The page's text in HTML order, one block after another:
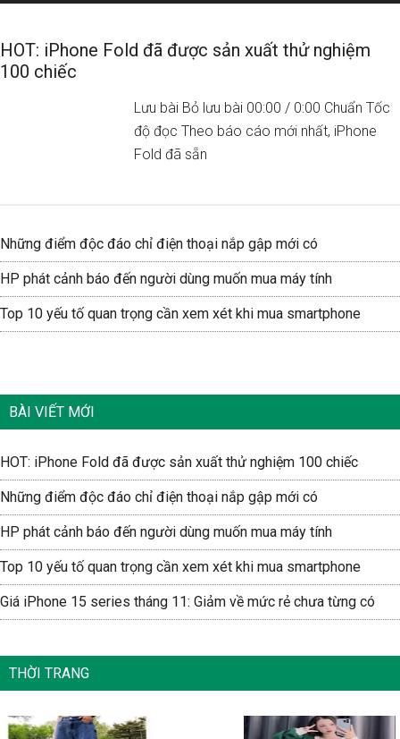
HOT: iPhone Fold đã được sản xuất thử nghiệm
100 chiếc
Lưu bài Bỏ lưu bài 00:00 / 0:00 Chuẩn Tốc
độ đọc Theo báo cáo mới nhất, iPhone
Fold đã sẵn
Những điểm độc đáo chỉ điện thoại nắp gập mới có
HP phát cảnh báo đến người dùng muốn mua máy tính
Top 10 yếu tố quan trọng cần xem xét khi mua smartphone
BÀI VIẾT MỚI
HOT: iPhone Fold đã được sản xuất thử nghiệm 100 chiếc
Những điểm độc đáo chỉ điện thoại nắp gập mới có
HP phát cảnh báo đến người dùng muốn mua máy tính
Top 10 yếu tố quan trọng cần xem xét khi mua smartphone
Giá iPhone 15 series tháng 11: Giảm về mức rẻ chưa từng có
THỜI TRANG